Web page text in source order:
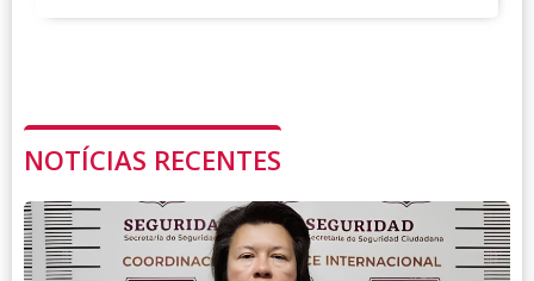
NOTÍCIAS RECENTES